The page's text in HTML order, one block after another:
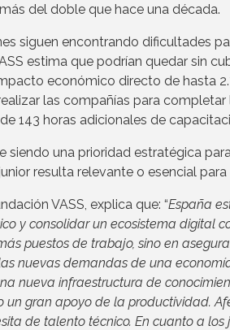
del doble que hace una década.
siguen encontrando dificultades
estima que podrían quedar sin
económico directo de hasta
las compañías para
143 horas adicionales de
siendo una prioridad estratégica
resulta relevante o esencial
VASS, explica que: “España
y consolidar un ecosistema digital
puestos de trabajo, sino en
nuevas demandas de una
nueva infraestructura de
un gran apoyo de la productividad.
de talento técnico. En cuanto a